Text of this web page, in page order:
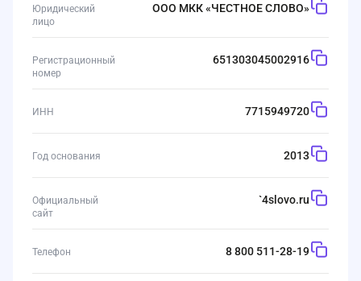
Юридический
лицо
ООО МКК «ЧЕСТНОЕ СЛОВО»
Регистрационный
номер
651303045002916
ИНН 7715949720
Год основания 2013
Официальный
сайт
`4slovo.ru
Телефон 8 800 511-28-19